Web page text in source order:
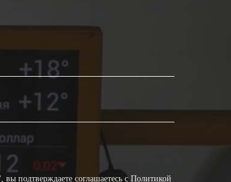
подтверждаете соглашаетесь с Политикой